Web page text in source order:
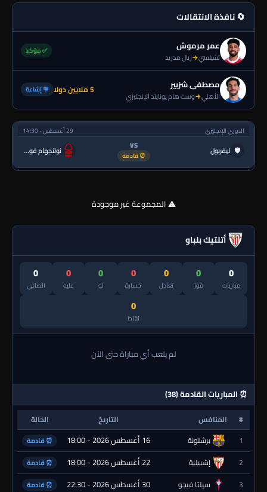
🔄 نافذة الانتقالات
عمر مرموش
تشيلسي→ريال مدريد
✅ مؤكد
مصطفى شزبير
الأهلي→وست هام يونايتد الإنجليزي 5 ملايين دولا 💬 إشاعة
الدوري الإنجليزي 29 أغسطس - 14:30
🛡 ليفربول VS
⏰ قادمة نوتنجهام فورست
⚠️ المجموعة غير موجودة
أتلتيك بلباو
0
مباريات
0
فوز
0
تعادل
0
خسارة
0
له
0
عليه
0
الصافي
0
نقاط
لم يلعب أي مباراة حتى الآن
⏰ المباريات القادمة (38)
# المنافس التاريخ
الحالة
1
برشلونة 16 أغسطس 2026 - 18:00 ⏰ قادمة
2 إشبيلية 22 أغسطس 2026 - 18:00 ⏰ قادمة
3 سيلتا فيجو 30 أغسطس 2026 - 22:30 ⏰ قادمة